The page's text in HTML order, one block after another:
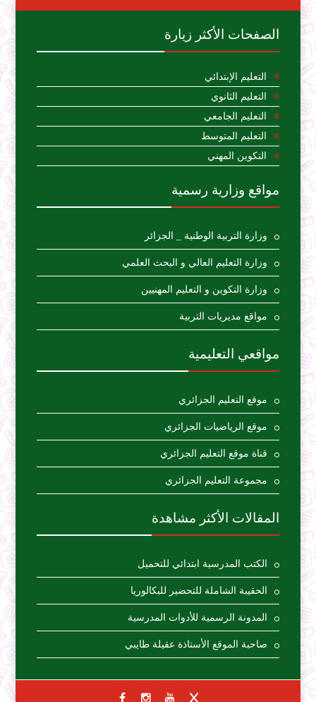
الصفحات الأكثر زيارة
التعليم الإبتدائي
التعليم الثانوي
التعليم الجامعي
التعليم المتوسط
التكوين المهني
مواقع وزارية رسمية
وزارة التربية الوطنية _ الجزائر
وزارة التعليم العالي و البحث العلمي
وزارة التكوين و التعليم المهنيين
مواقع مديريات التربية
مواقعي التعليمية
موقع التعليم الجزائري
موقع الرياضيات الجزائري
قناة موقع التعليم الجزائري
مجموعة التعليم الجزائري
المقالات الأكثر مشاهدة
الكتب المدرسية ابتدائي للتحميل
الحقيبة الشاملة للتحضير للبكالوريا
المدونة الرسمية للأدوات المدرسية
صاحبة الموقع الأستاذة عقيلة طايبي